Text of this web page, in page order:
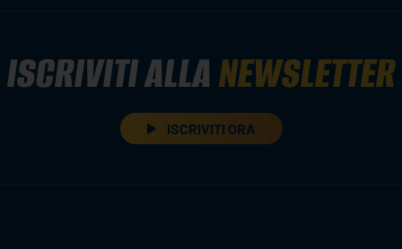
ISCRIVITI ALLANEWSLETTER
ISCRIVITI ORA